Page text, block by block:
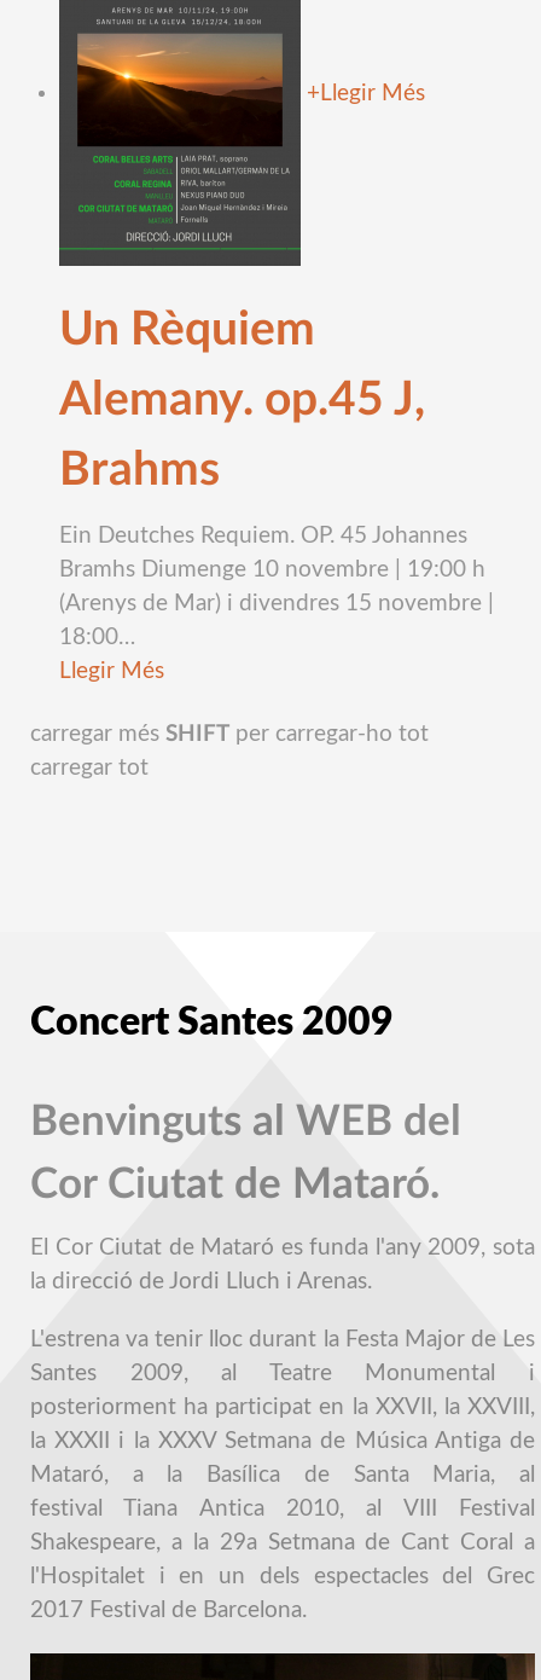
+ Llegir Més
Un Rèquiem
Alemany. op.45 J,
Brahms
Ein Deutches Requiem. OP. 45 Johannes
Bramhs Diumenge 10 novembre | 19:00 h
(Arenys de Mar) i divendres 15 novembre |
18:00…
Llegir Més
carregar més SHIFT per carregar-ho tot
carregar tot
Concert Santes 2009
Benvinguts al WEB del
Cor Ciutat de Mataró.
El Cor Ciutat de Mataró es funda l'any 2009, sota
la direcció de Jordi Lluch i Arenas.
L'estrena va tenir lloc durant la Festa Major de Les
Santes 2009, al Teatre Monumental i
posteriorment ha participat en la XXVII, la XXVIII,
la XXXII i la XXXV Setmana de Música Antiga de
Mataró, a la Basílica de Santa Maria, al
festival Tiana Antica 2010, al VIII Festival
Shakespeare, a la 29a Setmana de Cant Coral a
l'Hospitalet i en un dels espectacles del Grec
2017 Festival de Barcelona.